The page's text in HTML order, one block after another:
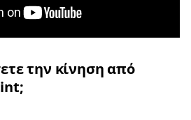
την κίνηση από